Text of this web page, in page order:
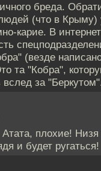
бреда.
(что в Крыму)
карие. В
(везде
та "Кобра",
за
плохие! Низя
и будет ругаться!